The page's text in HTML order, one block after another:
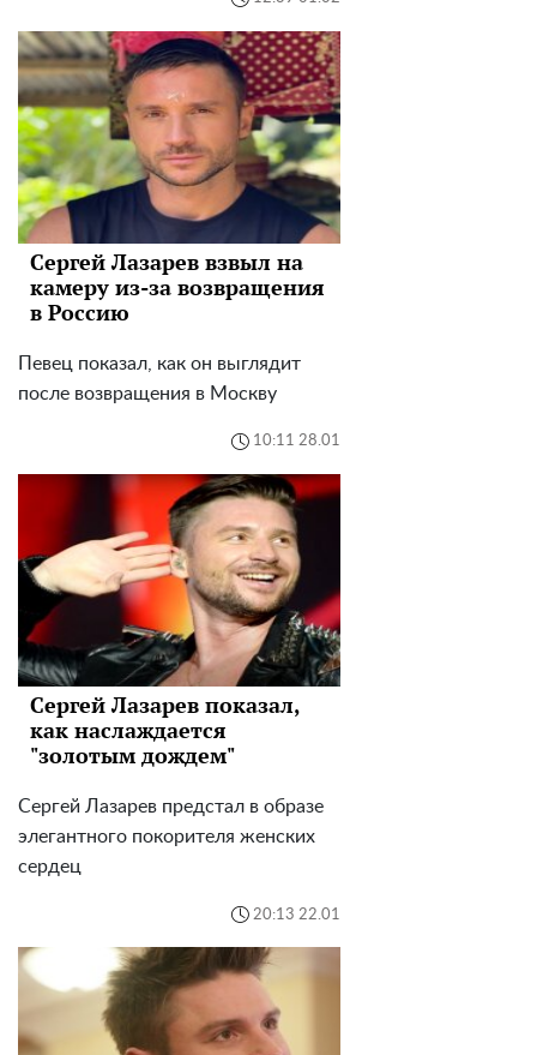
Сергей Лазарев взвыл на
камеру из-за возвращения
в Россию
Певец показал, как он выглядит
после возвращения в Москву
10:11 28.01
Сергей Лазарев показал,
как наслаждается
"золотым дождем"
Сергей Лазарев предстал в образе
элегантного покорителя женских
сердец
20:13 22.01